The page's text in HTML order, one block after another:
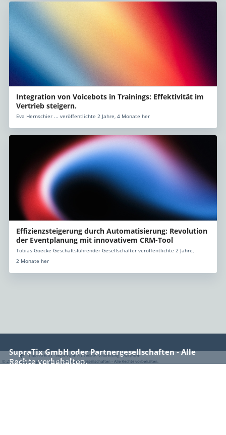
Integration von Voicebots in Trainings: Effektivität im
Vertrieb steigern.
Eva Hernschier ... veröffentlichte 2 Jahre, 4 Monate her
Effizienzsteigerung durch Automatisierung: Revolution
der Eventplanung mit innovativem CRM-Tool
Tobias Goecke Geschäftsführender Gesellschafter veröffentlichte 2 Jahre,
2 Monate her
SupraTix GmbH oder Partnergesellschaften - Alle
Rechte vorbehalten.
· · ·Datenschutz·ImpressumEU-Online-Schlichtungs-Plattform·
© 2016 - 2026 SupraTix GmbH oder Partnergesellschaften - Alle Rechte vorbehalten.